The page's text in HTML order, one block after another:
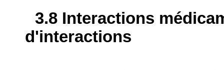
3.8 Interactions
d'interactions